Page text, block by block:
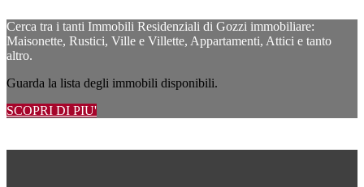
Cerca tra i tanti Immobili Residenziali di Gozzi immobiliare:
Maisonette, Rustici, Ville e Villette, Appartamenti, Attici e tanto
altro.
Guarda la lista degli immobili disponibili.
SCOPRI DI PIU'